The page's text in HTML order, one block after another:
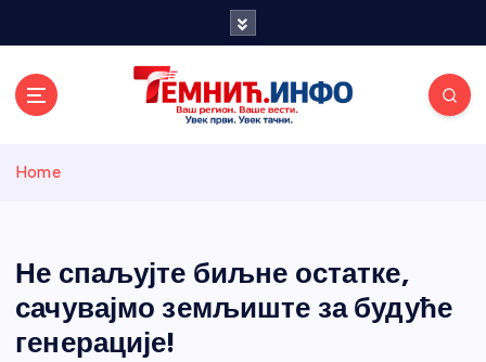
и портал
Home
Не спаљујте биљне остатке,
сачувајмо земљиште за будуће
генерације!